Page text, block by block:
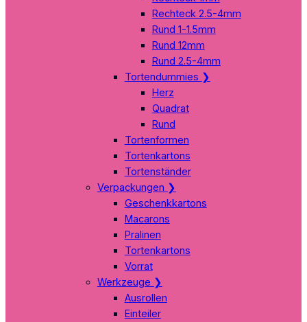
Rechteck 2.5-4mm
Rund 1-1.5mm
Rund 12mm
Rund 2.5-4mm
Tortendummies ❯
Herz
Quadrat
Rund
Tortenformen
Tortenkartons
Tortenständer
Verpackungen ❯
Geschenkkartons
Macarons
Pralinen
Tortenkartons
Vorrat
Werkzeuge ❯
Ausrollen
Einteiler